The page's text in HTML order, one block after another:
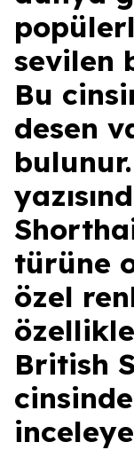
sevilen
Bu
desen
türüne
özel
British